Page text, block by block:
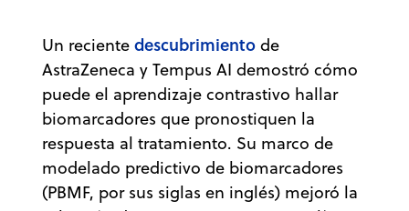
Un reciente descubrimiento de
AstraZeneca y Tempus AI demostró cómo
puede el aprendizaje contrastivo hallar
biomarcadores que pronostiquen la
respuesta al tratamiento. Su marco de
modelado predictivo de biomarcadores
(PBMF, por sus siglas en inglés) mejoró la